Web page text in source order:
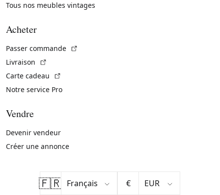
Tous nos meubles vintages
Acheter
Passer commande
Livraison
Carte cadeau
Notre service Pro
Vendre
Devenir vendeur
Créer une annonce
🇫🇷 €